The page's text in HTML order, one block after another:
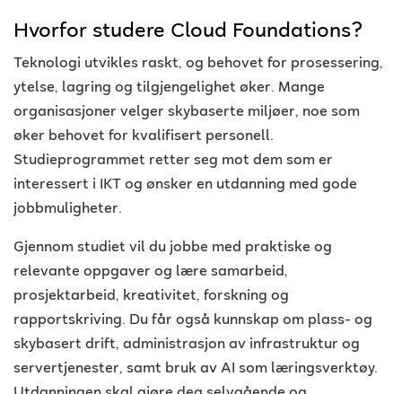
Hvorfor studere Cloud Foundations?
Teknologi utvikles raskt, og behovet for prosessering,
ytelse, lagring og tilgjengelighet øker. Mange
organisasjoner velger skybaserte miljøer, noe som
øker behovet for kvalifisert personell.
Studieprogrammet retter seg mot dem som er
interessert i IKT og ønsker en utdanning med gode
jobbmuligheter.
Gjennom studiet vil du jobbe med praktiske og
relevante oppgaver og lære samarbeid,
prosjektarbeid, kreativitet, forskning og
rapportskriving. Du får også kunnskap om plass- og
skybasert drift, administrasjon av infrastruktur og
servertjenester, samt bruk av AI som læringsverktøy.